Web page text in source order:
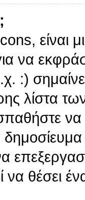
είναι
να
:)
λίστα των
να
να θέσει